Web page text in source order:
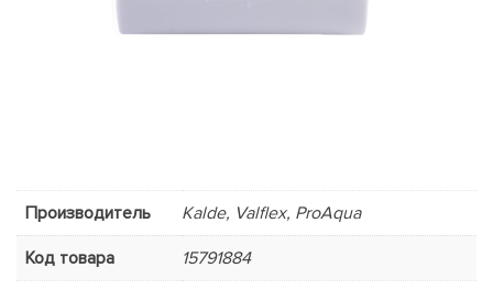
Производитель Kalde, Valflex, ProAqua
Код товара 15791884